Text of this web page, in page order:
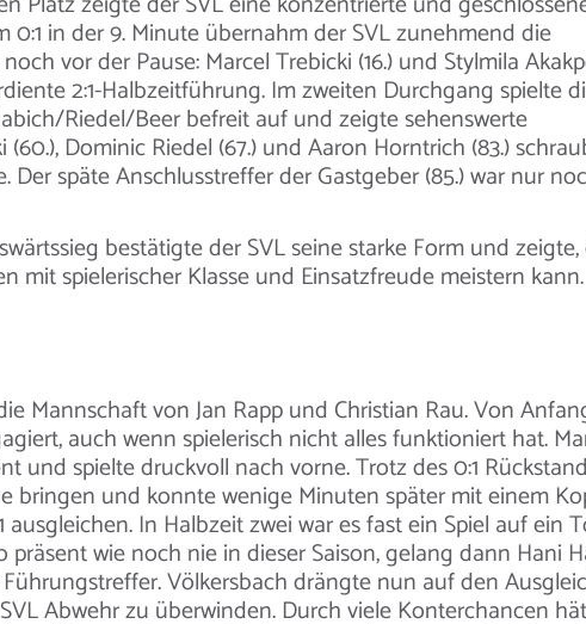
0:1 in der 9. Minute übernahm der SVL zunehmend die
vor der Pause: Marcel Trebicki (16.) und Stylmila
2:1-Halbzeitführung. Im zweiten Durchgang spielte
Riedel/Beer befreit auf und zeigte sehenswerte
Dominic Riedel (67.) und Aaron Horntrich (83.)
Der späte Anschlusstreffer der Gastgeber (85.) war nur
bestätigte der SVL seine starke Form und zeigte,
mit spielerischer Klasse und Einsatzfreude meistern kann.
Mannschaft von Jan Rapp und Christian Rau. Von
auch wenn spielerisch nicht alles funktioniert hat.
und spielte druckvoll nach vorne. Trotz des 0:1
bringen und konnte wenige Minuten später mit einem
In Halbzeit zwei war es fast ein Spiel auf ein
präsent wie noch nie in dieser Saison, gelang dann Hani
Völkersbach drängte nun auf den
Abwehr zu überwinden. Durch viele Konterchancen